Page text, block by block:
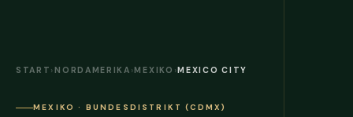
START ›NORDAMERIKA ›MEXIKO ›MEXICO CITY
MEXIKO · BUNDESDISTRIKT (CDMX)